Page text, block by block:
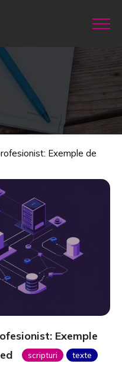
Exemple de
Exemple
scripturi texte